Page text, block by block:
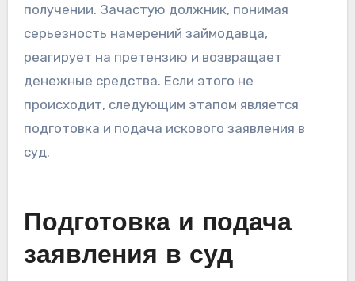
получении. Зачастую должник, понимая
серьезность намерений займодавца,
реагирует на претензию и возвращает
денежные средства. Если этого не
происходит, следующим этапом является
подготовка и подача искового заявления в
суд.
Подготовка и подача
заявления в суд